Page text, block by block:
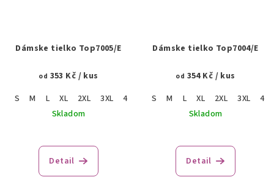
Dámske tielko Top7005/E
od 353 Kč / kus
S
M L XL 2XL 3XL
4XL
Skladom
Detail
Dámske tielko Top7004/E
od 354 Kč / kus
S
M L XL 2XL 3XL
4XL
Skladom
Detail